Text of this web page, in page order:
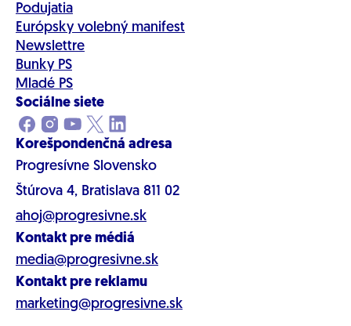
Podujatia
Európsky volebný manifest
Newslettre
Bunky PS
Mladé PS
Sociálne siete
Korešpondenčná adresa
Progresívne Slovensko
Štúrova 4, Bratislava 811 02
ahoj@progresivne.sk
Kontakt pre médiá
media@progresivne.sk
Kontakt pre reklamu
marketing@progresivne.sk